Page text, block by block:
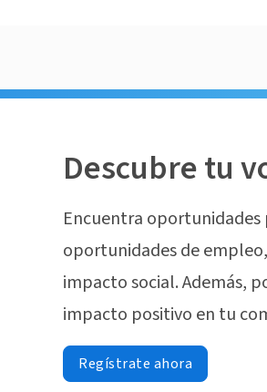
Descubre tu
Encuentra
oportunidades de
impacto social. Además,
impacto positivo en tu
Regístrate ahora